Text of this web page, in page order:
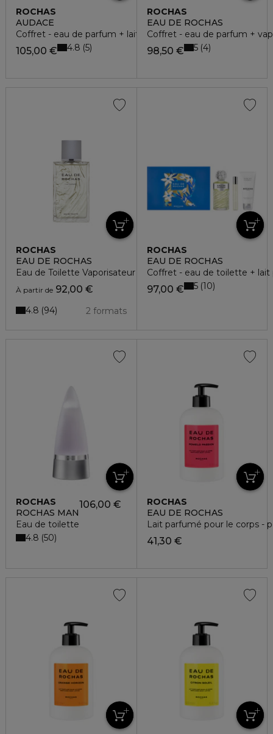
ROCHAS
AUDACE
Coffret - eau de parfum + lait corps
105,00 € 4.8 5
ROCHAS
EAU DE ROCHAS
Coffret - eau de parfum +
98,50 € 5 4
ROCHAS
EAU DE ROCHAS
Eau de Toilette Vaporisateur
À partir de 92,00 €
2 formats
4.8 94
ROCHAS
EAU DE ROCHAS
Coffret - eau de toilette + lait
97,00 € 5 10
ROCHAS
ROCHAS MAN
Eau de toilette
106,00 €
4.8 50
ROCHAS
EAU DE ROCHAS
Lait parfumé pour le corps -
41,30 €